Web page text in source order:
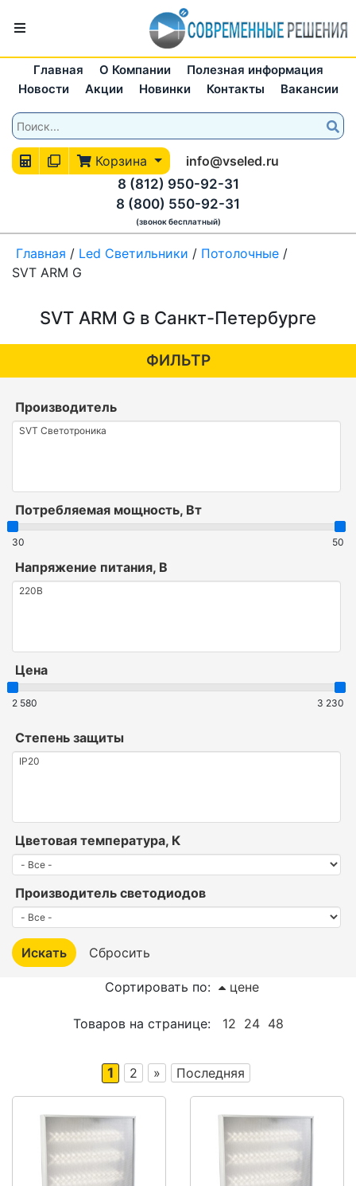
Главная О Компании
Полезная информация
Новости
Акции Новинки Контакты Вакансии
Корзина
info@vseled.ru
8 (812) 950-92-31
8 (800) 550-92-31
(звонок бесплатный)
Главная / Led Светильники / Потолочные /
SVT ARM G
SVT ARM G в Санкт-Петербурге
ФИЛЬТР
Производитель
Потребляемая мощность, Вт
30 50
Напряжение питания, В
Цена
2 580 3 230
Степень защиты
Цветовая температура, К
Производитель светодиодов
Сортировать по: цене
Товаров на странице: 12 24 48
1 2 » Последняя